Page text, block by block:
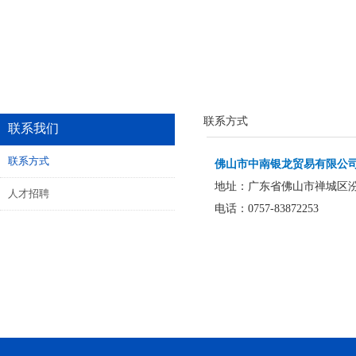
联系我们
联系方式
人才招聘
联系方式
佛山市中南银龙贸易有限公
地址：广东省佛山市禅城区
电话：0757-83872253